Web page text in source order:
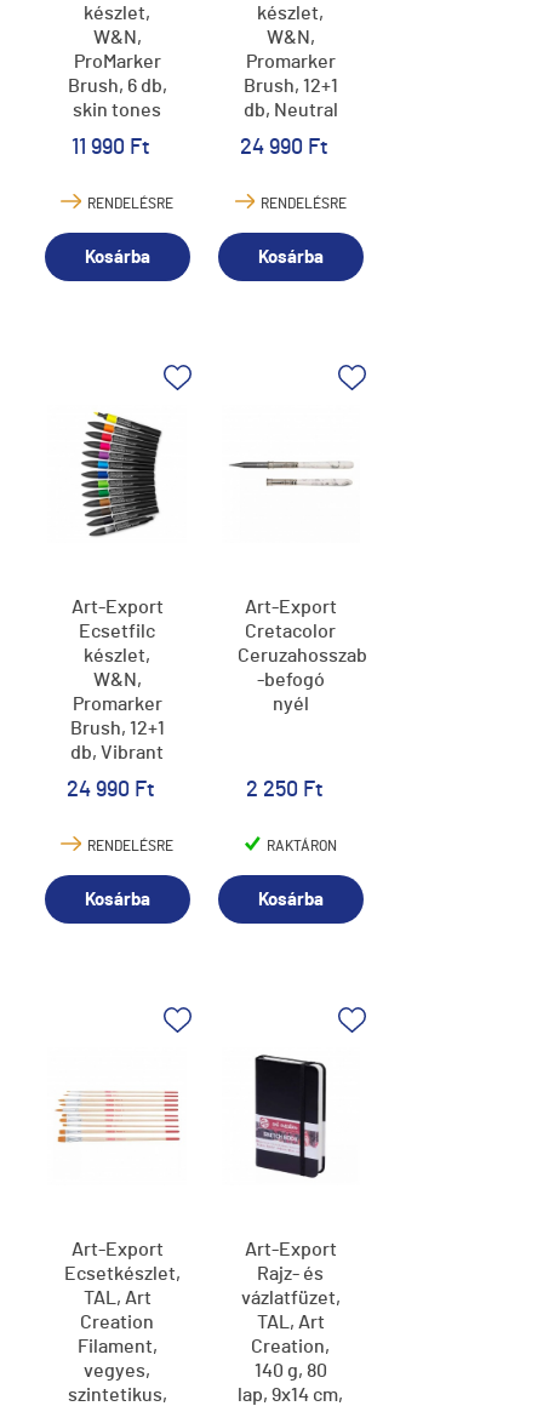
készlet,
W&N,
ProMarker
Brush, 6 db,
skin tones
11 990 Ft
RENDELÉSRE
Kosárba
készlet,
W&N,
Promarker
Brush, 12+1
db, Neutral
Tones
24 990 Ft
RENDELÉSRE
Kosárba
Art-Export
Ecsetfilc
készlet,
W&N,
Promarker
Brush, 12+1
db, Vibrant
Tones
24 990 Ft
RENDELÉSRE
Kosárba
Art-Export
Cretacolor
Ceruzahosszabbító,
-befogó
nyél
2 250 Ft
RAKTÁRON
Kosárba
Art-Export
Ecsetkészlet,
TAL, Art
Creation
Filament,
vegyes,
szintetikus,
Art-Export
Rajz- és
vázlatfüzet,
TAL, Art
Creation,
140 g, 80
lap, 9x14 cm,